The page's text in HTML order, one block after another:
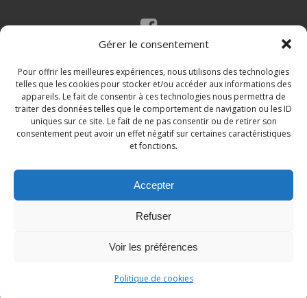
Gérer le consentement
Pour offrir les meilleures expériences, nous utilisons des technologies
telles que les cookies pour stocker et/ou accéder aux informations des
appareils. Le fait de consentir à ces technologies nous permettra de
traiter des données telles que le comportement de navigation ou les ID
uniques sur ce site. Le fait de ne pas consentir ou de retirer son
consentement peut avoir un effet négatif sur certaines caractéristiques
et fonctions.
Accepter
Refuser
Voir les préférences
Politique de cookies
© 2026 Site de la commune de Loupian. Un service
proposé parComm'un Site